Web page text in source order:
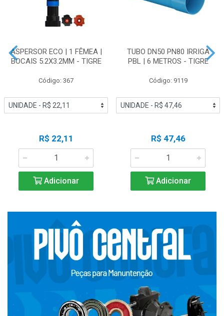
ASPERSOR ECO | 1 FÊMEA |
BOCAIS 5.2X3.2MM - TIGRE
Código: 367
R$ 22,11
Adicionar
TUBO DN50 PN80 IRRIGA
PBL | 6 METROS - TIGRE
Código: 9119
R$ 47,46
Adicionar